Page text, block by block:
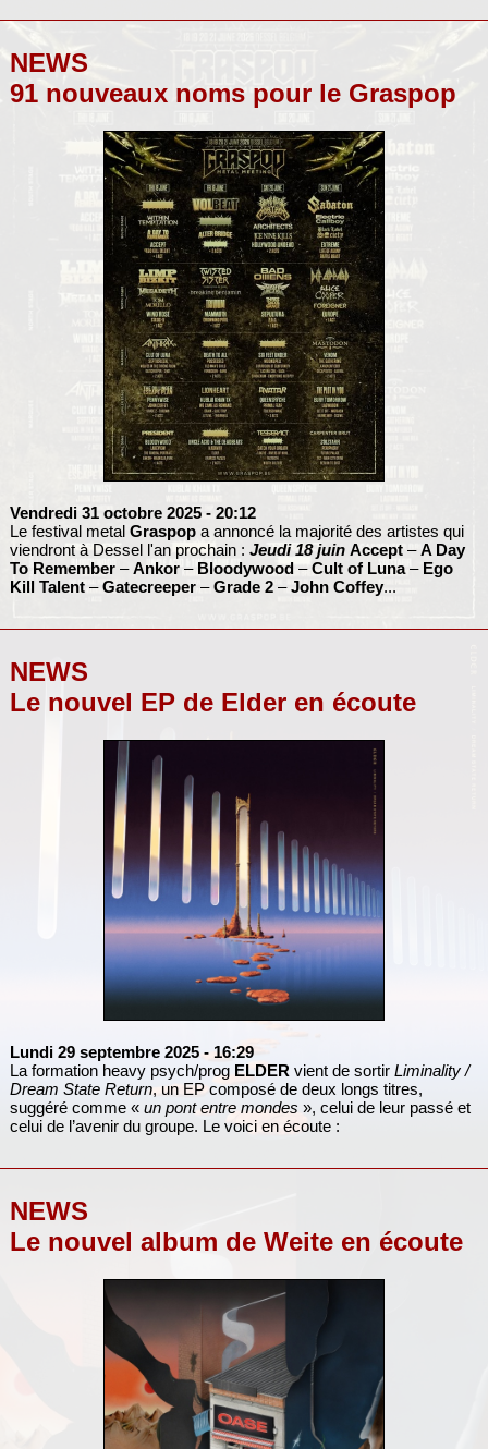
NEWS
91 nouveaux noms pour le Graspop
Vendredi 31 octobre 2025 - 20:12
Le festival metal Graspopa annoncé la majorité des artistes qui
viendront à Dessel l'an prochain : Jeudi 18 juin Accept–A Day
To Remember–Ankor– Bloodywood–Cult of Luna– Ego
Kill Talent–Gatecreeper–Grade 2–John Coffey...
NEWS
Le nouvel EP de Elder en écoute
Lundi 29 septembre 2025 - 16:29
La formation heavy psych/prog ELDER vient de sortir Liminality /
Dream State Return, un EP composé de deux longs titres,
suggéré comme « un pont entre mondes », celui de leur passé et
celui de l’avenir du groupe. Le voici en écoute :
NEWS
Le nouvel album de Weite en écoute